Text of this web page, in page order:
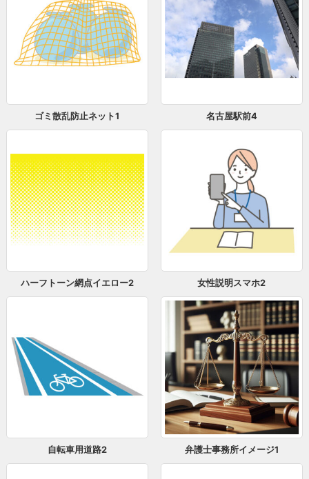
ゴミ散乱防止ネット1 名古屋駅前4
ハーフトーン網点イエロー2 女性説明スマホ2
自転車用道路2 弁護士事務所イメージ1